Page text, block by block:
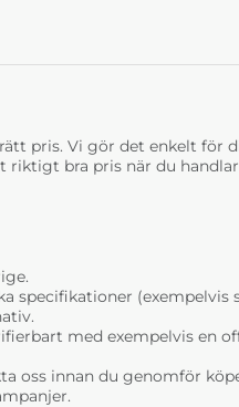
pris. Vi gör det enkelt för
bra pris när du
specifikationer (exempelvis
med exempelvis en
oss innan du genomför